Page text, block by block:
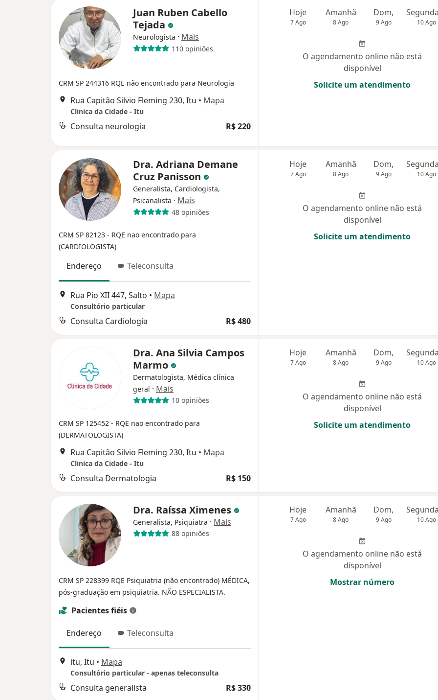
Juan Ruben Cabello
Tejada
Neurologista · Mais
110 opiniões
CRM SP 244316 RQE não encontrado para Neurologia
Rua Capitão Silvio Fleming 230, Itu • Mapa
Clinica da Cidade - Itu
Consulta neurologia R$ 220
Hoje
7 Ago
Amanhã
8 Ago
Dom,
9 Ago 10 Ago
O agendamento online não está
disponível
Solicite um atendimento
Dra. Adriana Demane
Cruz Panisson
Generalista, Cardiologista,
Psicanalista · Mais
48 opiniões
CRM SP 82123 - RQE nao encontrado para
(CARDIOLOGISTA)
Endereço Teleconsulta
Rua Pio XII 447, Salto • Mapa
Consultório particular
Consulta Cardiologia R$ 480
Hoje
7 Ago
Amanhã
8 Ago
Dom,
9 Ago 10 Ago
O agendamento online não está
disponível
Solicite um atendimento
Dra. Ana Silvia Campos
Marmo
Dermatologista, Médica clínica
geral · Mais
10 opiniões
CRM SP 125452 - RQE nao encontrado para
(DERMATOLOGISTA)
Rua Capitão Silvio Fleming 230, Itu • Mapa
Clinica da Cidade - Itu
Consulta Dermatologia R$ 150
Hoje
7 Ago
Amanhã
8 Ago
Dom,
9 Ago 10 Ago
O agendamento online não está
disponível
Solicite um atendimento
Dra. Raíssa Ximenes
Generalista, Psiquiatra · Mais
88 opiniões
CRM SP 228399 RQE Psiquiatria (não encontrado) MÉDICA,
pós-graduação em psiquiatria. NÃO ESPECIALISTA.
Pacientes fiéis
Endereço Teleconsulta
itu, Itu • Mapa
Consultório particular - apenas teleconsulta
Consulta generalista R$ 330
Hoje
7 Ago
Amanhã
8 Ago
Dom,
9 Ago 10 Ago
O agendamento online não está
disponível
Mostrar número